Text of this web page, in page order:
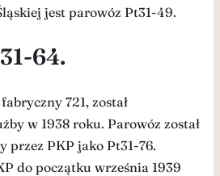
jest parowóz Pt31-49.
64.
721, został
w 1938 roku. Parowóz został
przez PKP jako Pt31-76.
do początku września 1939